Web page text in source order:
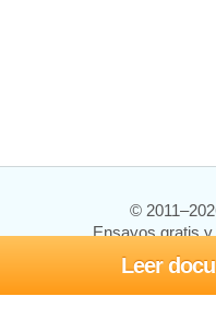
Leer
©
Ensayos gratis y